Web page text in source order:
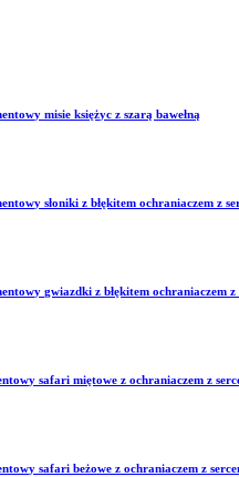
misie księżyc z szarą bawełną
słoniki z błękitem ochraniaczem z
gwiazdki z błękitem ochraniaczem z
safari miętowe z ochraniaczem z
safari beżowe z ochraniaczem z